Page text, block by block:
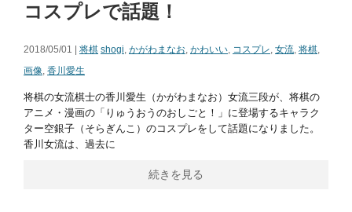
コスプレで話題！
2018/05/01 | 将棋 shogi, かがわまなお, かわいい, コスプレ, 女流, 将棋,
画像, 香川愛生
将棋の女流棋士の香川愛生（かがわまなお）女流三段が、将棋の
アニメ・漫画の「りゅうおうのおしごと！」に登場するキャラク
ター空銀子（そらぎんこ）のコスプレをして話題になりました。
香川女流は、過去に
続きを見る